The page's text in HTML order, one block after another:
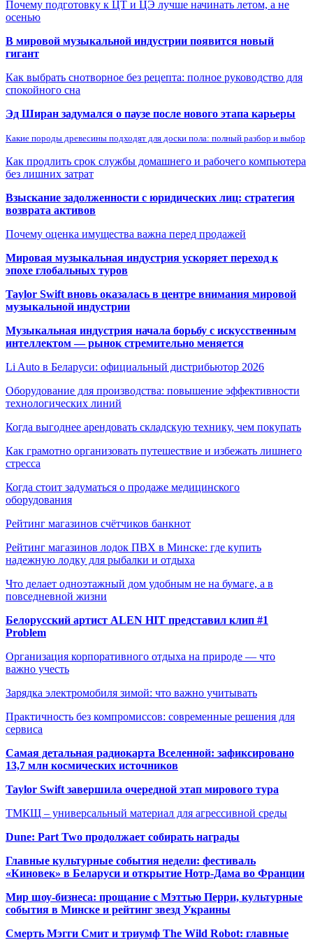
Почему подготовку к ЦТ и ЦЭ лучше начинать летом, а не
осенью
В мировой музыкальной индустрии появится новый
гигант
Как выбрать снотворное без рецепта: полное руководство для
спокойного сна
Эд Ширан задумался о паузе после нового этапа карьеры
Какие породы древесины подходят для доски пола: полный разбор и выбор
Как продлить срок службы домашнего и рабочего компьютера
без лишних затрат
Взыскание задолженности с юридических лиц: стратегия
возврата активов
Почему оценка имущества важна перед продажей
Мировая музыкальная индустрия ускоряет переход к
эпохе глобальных туров
Taylor Swift вновь оказалась в центре внимания мировой
музыкальной индустрии
Музыкальная индустрия начала борьбу с искусственным
интеллектом — рынок стремительно меняется
Li Auto в Беларуси: официальный дистрибьютор 2026
Оборудование для производства: повышение эффективности
технологических линий
Когда выгоднее арендовать складскую технику, чем покупать
Как грамотно организовать путешествие и избежать лишнего
стресса
Когда стоит задуматься о продаже медицинского
оборудования
Рейтинг магазинов счётчиков банкнот
Рейтинг магазинов лодок ПВХ в Минске: где купить
надежную лодку для рыбалки и отдыха
Что делает одноэтажный дом удобным не на бумаге, а в
повседневной жизни
Белорусский артист ALEN HIT представил клип #1
Problem
Организация корпоративного отдыха на природе — что
важно учесть
Зарядка электромобиля зимой: что важно учитывать
Практичность без компромиссов: современные решения для
сервиса
Самая детальная радиокарта Вселенной: зафиксировано
13,7 млн космических источников
Taylor Swift завершила очередной этап мирового тура
ТМКЩ – универсальный материал для агрессивной среды
Dune: Part Two продолжает собирать награды
Главные культурные события недели: фестиваль
«Киновек» в Беларуси и открытие Нотр-Дама во Франции
Мир шоу-бизнеса: прощание с Мэттью Перри, культурные
события в Минске и рейтинг звезд Украины
Смерть Мэгги Смит и триумф The Wild Robot: главные